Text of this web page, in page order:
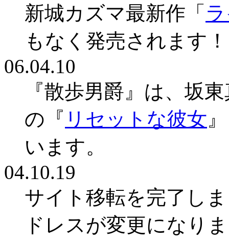
新城カズマ最新作「
もなく発売されま
06.04.10
『散歩男爵』は、坂
の『 リセットな彼女
います。
04.10.19
サイト移転を完了し
ドレスが変更になり